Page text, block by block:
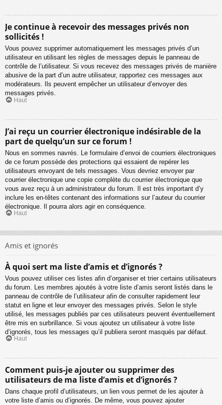
Je continue à recevoir des messages privés non
sollicités !
Vous pouvez supprimer automatiquement les messages privés d’un
utilisateur en utilisant les règles de messages depuis le panneau de
contrôle de l’utilisateur. Si vous recevez des messages privés de manière
abusive de la part d’un autre utilisateur, rapportez ces messages aux
modérateurs. Ils peuvent empêcher un utilisateur d’envoyer des
messages privés.
Haut
J’ai reçu un courrier électronique indésirable de la
part de quelqu’un sur ce forum !
Nous en sommes navrés. Le formulaire d’envoi de courriers électroniques
de ce forum possède des protections qui essaient de repérer les
utilisateurs envoyant de tels messages. Vous devriez envoyer par
courrier électronique une copie complète du courrier électronique que
vous avez reçu à un administrateur du forum. Il est très important d’y
inclure les en-têtes contenant des informations sur l’auteur du courrier
électronique. Il pourra alors agir en conséquence.
Haut
Amis et ignorés
À quoi sert ma liste d’amis et d’ignorés ?
Vous pouvez utiliser ces listes afin d’organiser et trier certains utilisateurs
du forum. Les membres ajoutés à votre liste d’amis seront listés dans le
panneau de contrôle de l’utilisateur afin de consulter rapidement leur
statut en ligne et leur envoyer des messages privés. Selon le style
utilisé, les messages publiés par ces utilisateurs peuvent éventuellement
être mis en surbrillance. Si vous ajoutez un utilisateur à votre liste
d’ignorés, tous les messages qu’il publiera seront masqués par défaut.
Haut
Comment puis-je ajouter ou supprimer des
utilisateurs de ma liste d’amis et d’ignorés ?
Dans chaque profil d’utilisateurs, un lien vous permet de les ajouter à
votre liste d’amis ou d’ignorés. De même, vous pouvez ajouter